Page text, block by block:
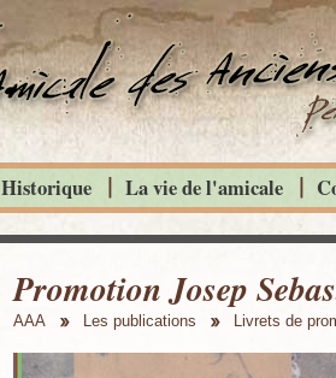
Promotion Josep
AAA Les publications Livrets de
Historique La vie de l'amicale